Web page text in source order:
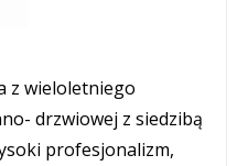
z wieloletniego
drzwiowej z siedzibą
profesjonalizm,